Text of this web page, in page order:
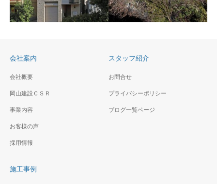
百合ヶ丘カトリック教会
カトリック教会、聖堂は厳か
光が印象的
海の見える高台にあるアメリ
カンナイズの品のある住宅
（仮称）神奈川区二ッ谷
町賃貸ビル新築工事
ドに特徴のある複合ビル
FC鷹番1丁目計画新築工
会社案内
会社概要
岡山建設ＣＳＲ
事業内容
お客様の声
採用情報
スタッフ紹介
お問合せ
プライバシーポリシー
ブログ一覧ページ
施工事例